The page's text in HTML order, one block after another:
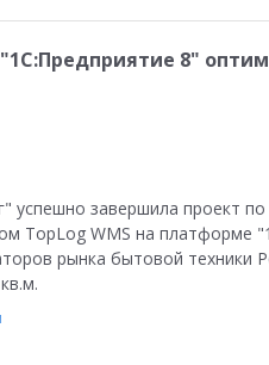
"1С:Предприятие 8"
успешно завершила проект
TopLog WMS на платформе
рынка бытовой техники